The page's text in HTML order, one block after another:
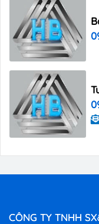
CÔNG TY TNHH